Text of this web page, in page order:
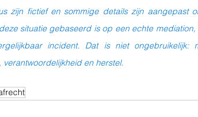
zijn fictief en sommige details zijn aangepast
situatie gebaseerd is op een echte
incident. Dat is niet ongebruikelijk:
verantwoordelijkheid en herstel.